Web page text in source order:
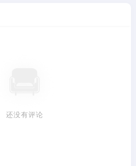
还没有评论